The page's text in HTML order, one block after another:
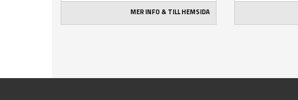
MER INFO & TILL HEMSIDA